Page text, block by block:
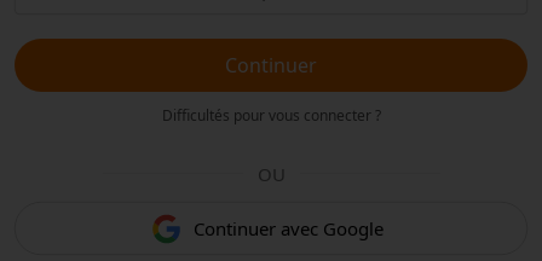
Continuer
Difficultés pour vous connecter ?
OU
Continuer avec Google